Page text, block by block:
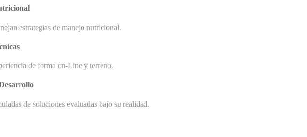
estrategias de manejo nutricional.
de forma on-Line y terreno.
de soluciones evaluadas bajo su realidad.